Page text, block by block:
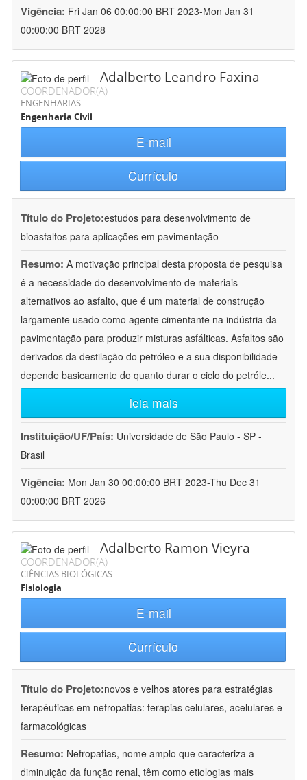
Vigência: Fri Jan 06 00:00:00 BRT 2023-Mon Jan 31
00:00:00 BRT 2028
Adalberto Leandro Faxina
COORDENADOR(A)
ENGENHARIAS
Engenharia Civil
E-mail
Currículo
Título do Projeto:estudos para desenvolvimento de
bioasfaltos para aplicações em pavimentação
Resumo: A motivação principal desta proposta de pesquisa
é a necessidade do desenvolvimento de materiais
alternativos ao asfalto, que é um material de construção
largamente usado como agente cimentante na indústria da
pavimentação para produzir misturas asfálticas. Asfaltos são
derivados da destilação do petróleo e a sua disponibilidade
depende basicamente do quanto durar o ciclo do petróle...
leia mais
Instituição/UF/País: Universidade de São Paulo - SP -
Brasil
Vigência: Mon Jan 30 00:00:00 BRT 2023-Thu Dec 31
00:00:00 BRT 2026
Adalberto Ramon Vieyra
COORDENADOR(A)
CIÊNCIAS BIOLÓGICAS
Fisiologia
E-mail
Currículo
Título do Projeto:novos e velhos atores para estratégias
terapêuticas em nefropatias: terapias celulares, acelulares e
farmacológicas
Resumo: Nefropatias, nome amplo que caracteriza a
diminuição da função renal, têm como etiologias mais